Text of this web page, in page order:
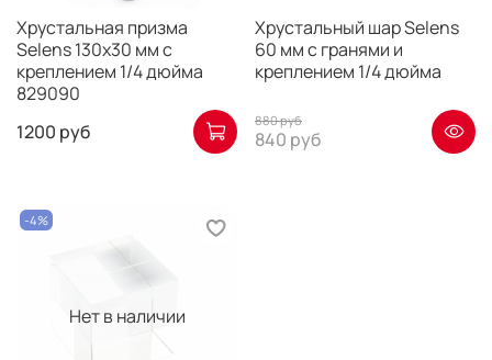
Хрустальная призма
Selens 130х30 мм с
креплением 1/4 дюйма
829090
1200 руб
Хрустальный шар Selens
60 мм с гранями и
креплением 1/4 дюйма
880 руб
840 руб
Нет в наличии
-4%